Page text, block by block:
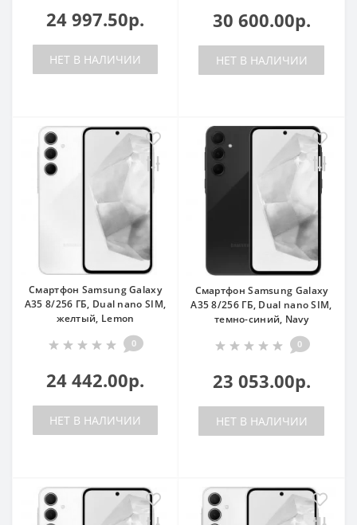
24 997.50р.
НЕТ В НАЛИЧИИ
30 600.00р.
НЕТ В НАЛИЧИИ
Смартфон Samsung Galaxy
A35 8/256 ГБ, Dual nano SIM,
желтый, Lemon
0
24 442.00р.
НЕТ В НАЛИЧИИ
Смартфон Samsung Galaxy
A35 8/256 ГБ, Dual nano SIM,
темно-синий, Navy
0
23 053.00р.
НЕТ В НАЛИЧИИ